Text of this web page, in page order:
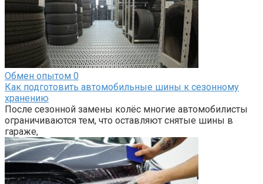
Обмен опытом 0
Как подготовить автомобильные шины к сезонному
хранению
После сезонной замены колёс многие автомобилисты
ограничиваются тем, что оставляют снятые шины в
гараже,